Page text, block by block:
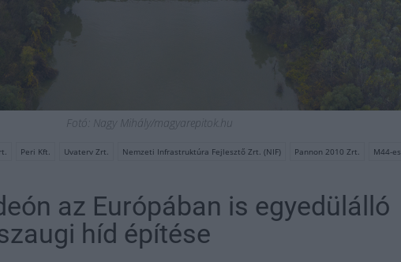
Fotó: Nagy Mihály/magyarepitok.hu
Peri Kft. Uvaterv Zrt. Nemzeti Infrastruktúra Fejlesztő Zrt. (NIF) Pannon 2010 Zrt. M44-es
az Európában is egyedülálló
híd építése